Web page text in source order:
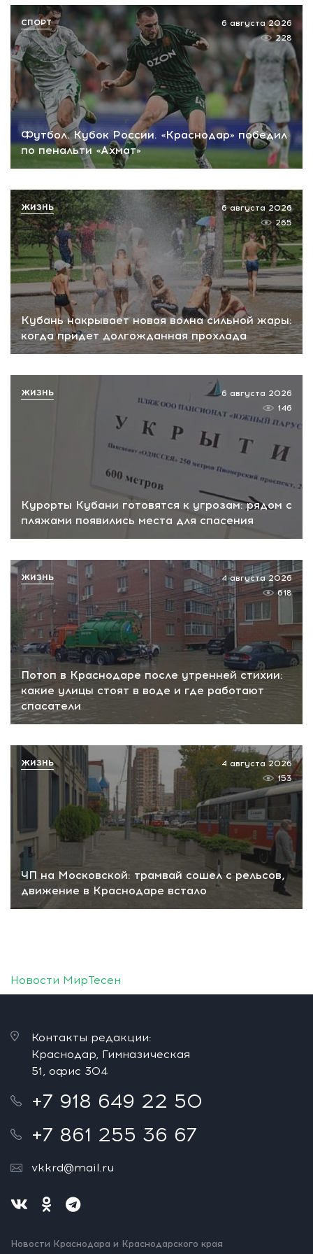
Футбол. Кубок России. «Краснодар» победил
по пенальти «Ахмат»
6 августа 2026
228
СПОРТ
Кубань накрывает новая волна сильной жары:
когда придет долгожданная прохлада
6 августа 2026
265
ЖИЗНЬ
Курорты Кубани готовятся к угрозам: рядом с
пляжами появились места для спасения
6 августа 2026
146
ЖИЗНЬ
Потоп в Краснодаре после утренней стихии:
какие улицы стоят в воде и где работают
спасатели
4 августа 2026
618
ЖИЗНЬ
ЧП на Московской: трамвай сошел с рельсов,
движение в Краснодаре встало
4 августа 2026
153
ЖИЗНЬ
Новости МирТесен
Контакты редакции:
Краснодар, Гимназическая
51, офис 304
+7 918 649 22 50
+7 861 255 36 67
vkkrd@mail.ru
Новости Краснодара и Краснодарского края